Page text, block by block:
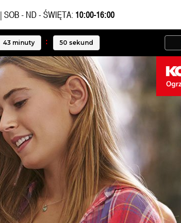
| SOB - ND - ŚWIĘTA: 10:00-16:00
43 minuty 49 sekund